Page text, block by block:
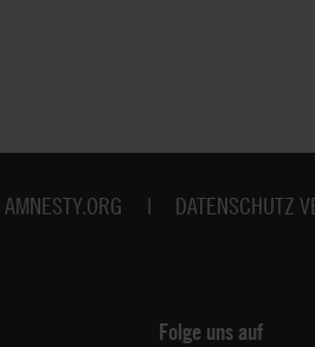
AMNESTY.ORG
DATENSCHUTZ
Folge uns auf